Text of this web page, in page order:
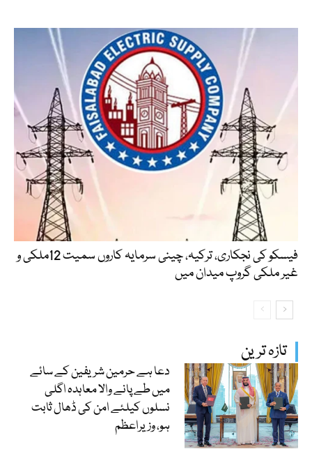
تازہ ترین
دعا ہے حرمین شریفین کے سائے
میں طے پانے والا معاہدہ اگلی
نسلوں کیلئے امن کی ڈھال ثابت
ہو، وزیراعظم
فیسکو کی نجکاری، ترکیہ، چینی سرمایہ کاروں سمیت 12ملکی و
غیر ملکی گروپ میدان میں